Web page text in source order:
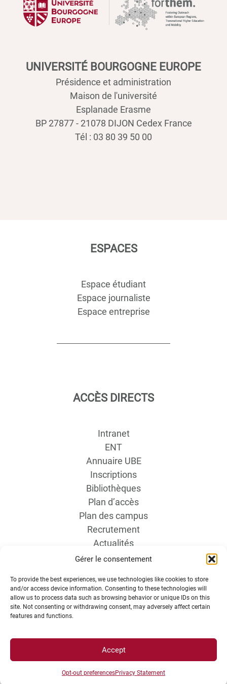
Gérer le consentement
To provide the best experiences, we use technologies like cookies to store
and/or access device information. Consenting to these technologies will
allow us to process data such as browsing behavior or unique IDs on this
site. Not consenting or withdrawing consent, may adversely affect certain
features and functions.
Accept
Opt-out preferencesPrivacy Statement
UNIVERSITÉ BOURGOGNE EUROPE
Présidence et administration
Maison de l'université
Esplanade Erasme
BP 27877 - 21078 DIJON Cedex France
Tél : 03 80 39 50 00
ESPACES
Espace étudiant
Espace journaliste
Espace entreprise
ACCÈS DIRECTS
Intranet
ENT
Annuaire UBE
Inscriptions
Bibliothèques
Plan d’accès
Plan des campus
Recrutement
Actualités
Boutique
INFORMATIONS LÉGALES